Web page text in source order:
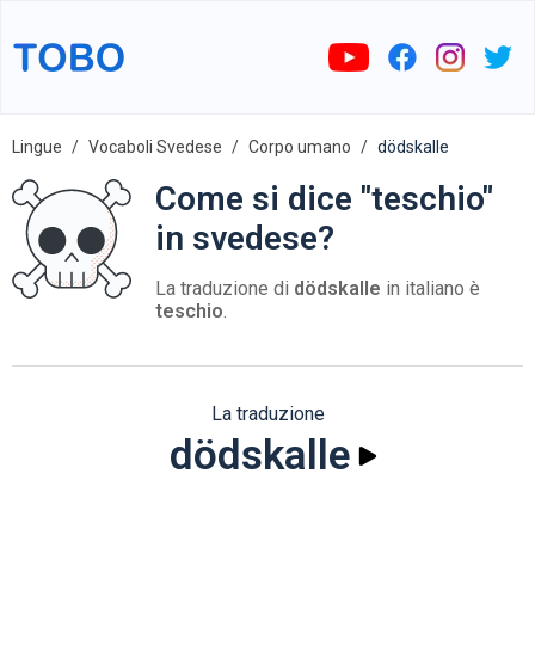
Lingue Vocaboli Svedese Corpo umano dödskalle
Come si dice "teschio"
in svedese?
La traduzione di dödskalle in italiano è
teschio.
La traduzione
dödskalle